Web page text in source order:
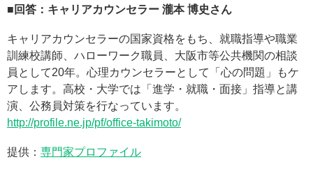
■回答：キャリアカウンセラー 瀧本 博史さん
キャリアカウンセラーの国家資格をもち、就職指導や職業
訓練校講師、ハローワーク職員、大阪市等公共機関の相談
員として20年。心理カウンセラーとして「心の問題」もケ
アします。高校・大学では「進学・就職・面接」指導と講
演、公務員対策を行なっています。
http://profile.ne.jp/pf/office-takimoto/
提供： 専門家プロファイル